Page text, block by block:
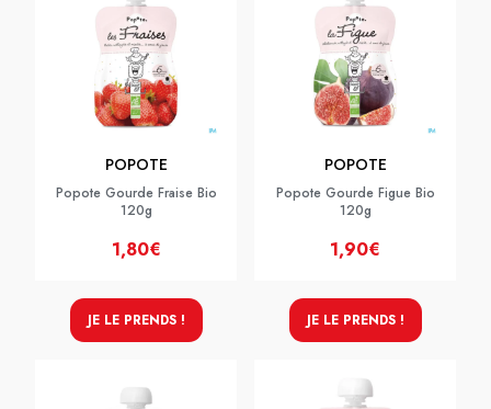
POPOTE
Popote Gourde Fraise Bio
120g
1,80€
JE LE PRENDS !
POPOTE
Popote Gourde Figue Bio
120g
1,90€
JE LE PRENDS !